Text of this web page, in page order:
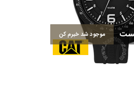
موجود شد خبرم کن